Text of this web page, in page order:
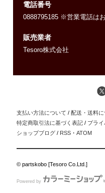
電話番号
0888795185 ※営業電話はお
販売業者
Tesoro株式会社
支払い方法について / 配送・送料に
特定商取引法に基づく表記 / プラ
ショップブログ / RSS ・ATOM
© partskobo [Tesoro Co.Ltd.]
Powered by